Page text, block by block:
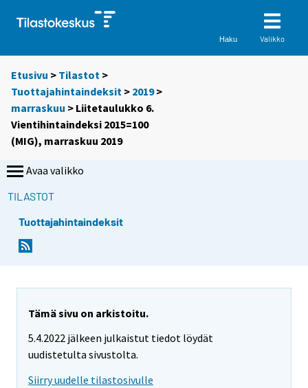
Haku Valikko
Etusivu > Tilastot >
Tuottajahintaindeksit > 2019>
marraskuu > Liitetaulukko 6.
Vientihintaindeksi 2015=100
(MIG), marraskuu 2019
Avaa valikko
TILASTOT
Tuottajahintaindeksit
Tämä sivu on arkistoitu.
5.4.2022 jälkeen julkaistut tiedot löydät
uudistetulta sivustolta.
Siirry uudelle tilastosivulle